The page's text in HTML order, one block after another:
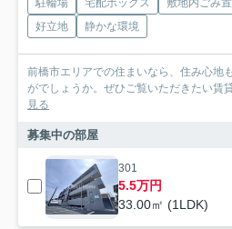
好立地
静かな環境
前橋市エリアでの住まいなら、住み心地
がでしょうか。ぜひご覧いただきたい賃
見る
募集中の部屋
301
5.5万円
33.00㎡ (1LDK)